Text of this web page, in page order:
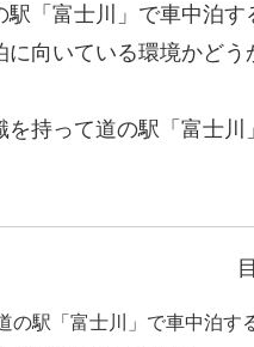
駅「富士川」で車中泊
向いている環境かどう
を持って道の駅「富士
の駅「富士川」で車中泊す